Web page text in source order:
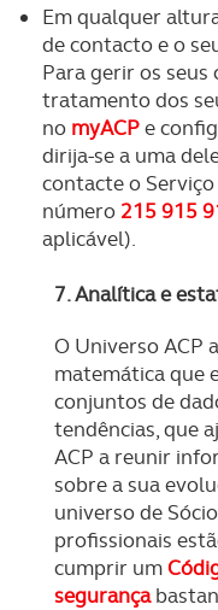
Em qualquer
de contacto e o
Para gerir os
tratamento dos
no myACPe
dirija-se a uma
contacte o
número 215 915
aplicável).
7. Analítica e
O Universo ACP
matemática que
conjuntos de
tendências, que
ACP a reunir
sobre a sua
universo de
profissionais
cumprir um
segurança